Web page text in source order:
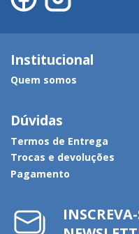
Institucional
Quem somos
Dúvidas
Termos de Entrega
Trocas e devoluções
Pagamento